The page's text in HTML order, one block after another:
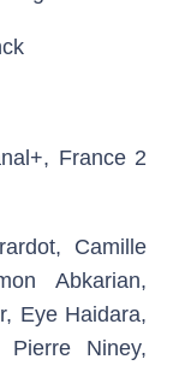
France 2
Camille
Abkarian,
Eye Haidara,
Niney,